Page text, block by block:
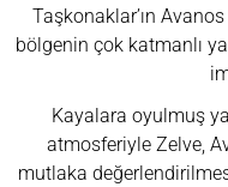
Taşkonaklar’ın
bölgenin çok katmanlı
Kayalara oyulmuş
atmosferiyle Zelve,
mutlaka